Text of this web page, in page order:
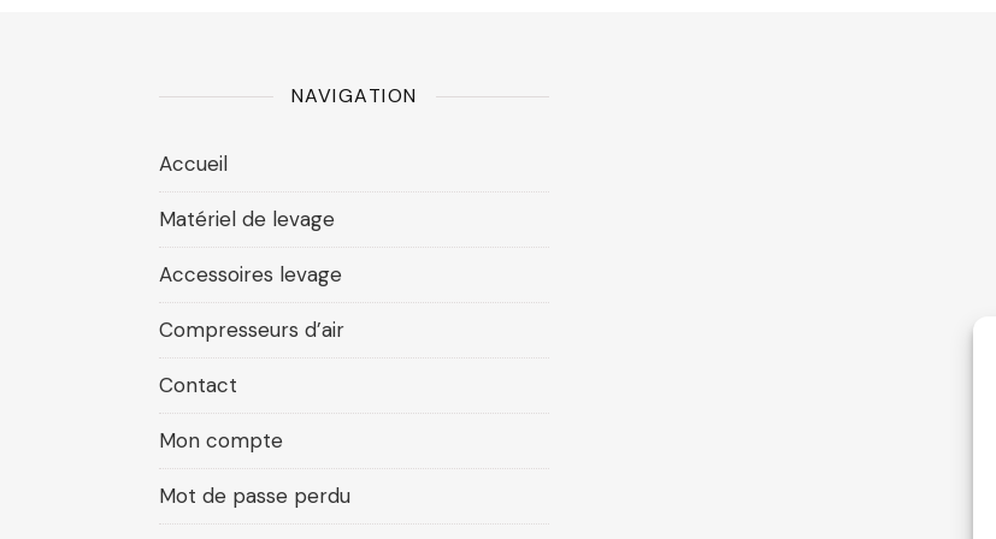
NAVIGATION
Accueil
Matériel de levage
Accessoires levage
Compresseurs d’air
Contact
Mon compte
Mot de passe perdu